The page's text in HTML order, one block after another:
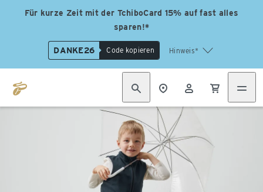
Für kurze Zeit mit der TchiboCard 15% auf fast alles
sparen!*
DANKE26 Code kopieren Hinweis*